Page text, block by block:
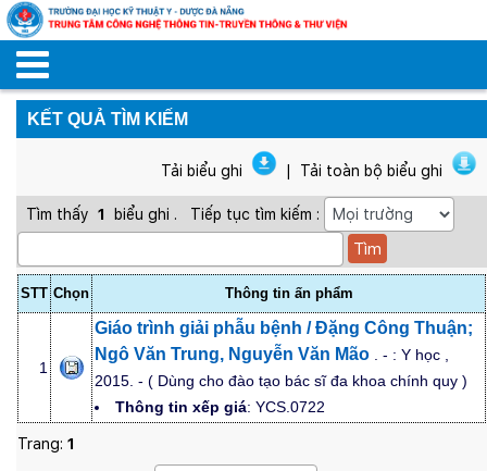
KẾT QUẢ TÌM KIẾM
Tải biểu ghi Tải toàn bộ biểu ghi
Tìm thấy 1 biểu ghi . Tiếp tục tìm kiếm :
STT Chọn Thông tin ấn phẩm
1
Giáo trình giải phẫu bệnh / Đặng Công Thuận;
Ngô Văn Trung, Nguyễn Văn Mão . - : Y học ,
2015. - ( Dùng cho đào tạo bác sĩ đa khoa chính quy )
Thông tin xếp giá: YCS.0722
Trang: 1